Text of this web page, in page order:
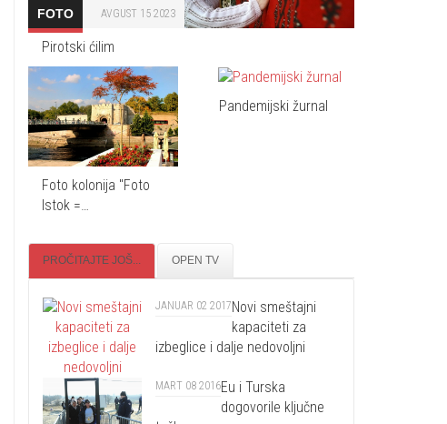
FOTO AVGUST 15 2023
Pirotski ćilim
Foto kolonija "Foto
Istok =…
Pandemijski žurnal
PROČITAJTE JOŠ... OPEN TV
JANUAR 02 2017Novi smeštajni
kapaciteti za
izbeglice i dalje nedovoljni
MART 08 2016Eu i Turska
dogovorile ključne